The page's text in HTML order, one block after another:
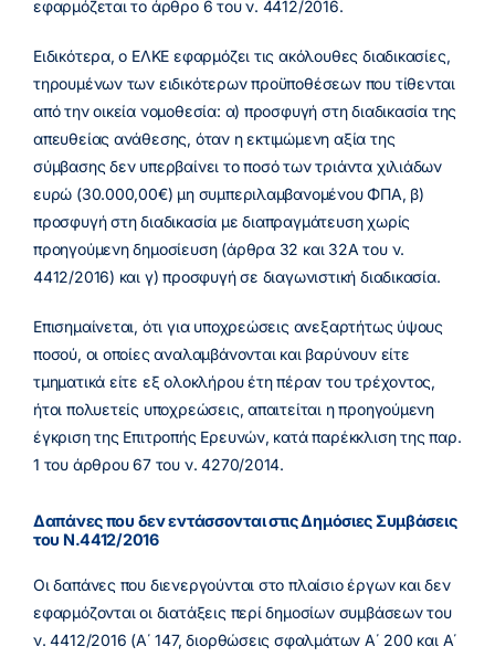
εφαρμόζεται το άρθρο 6 του ν. 4412/2016.
Ειδικότερα, o ΕΛΚΕ εφαρμόζει τις ακόλουθες διαδικασίες,
τηρουμένων των ειδικότερων προϋποθέσεων που τίθενται
από την οικεία νομοθεσία: α) προσφυγή στη διαδικασία της
απευθείας ανάθεσης, όταν η εκτιμώμενη αξία της
σύμβασης δεν υπερβαίνει το ποσό των τριάντα χιλιάδων
ευρώ (30.000,00€) μη συμπεριλαμβανομένου ΦΠΑ, β)
προσφυγή στη διαδικασία με διαπραγμάτευση χωρίς
προηγούμενη δημοσίευση (άρθρα 32 και 32Α του ν.
4412/2016) και γ) προσφυγή σε διαγωνιστική διαδικασία.
Επισημαίνεται, ότι για υποχρεώσεις ανεξαρτήτως ύψους
ποσού, οι οποίες αναλαμβάνονται και βαρύνουν είτε
τμηματικά είτε εξ ολοκλήρου έτη πέραν του τρέχοντος,
ήτοι πολυετείς υποχρεώσεις, απαιτείται η προηγούμενη
έγκριση της Επιτροπής Ερευνών, κατά παρέκκλιση της παρ.
1 του άρθρου 67 του ν. 4270/2014.
Δαπάνες που δεν εντάσσονται στις Δημόσιες Συμβάσεις
του Ν.4412/2016
Οι δαπάνες που διενεργούνται στο πλαίσιο έργων και δεν
εφαρμόζονται οι διατάξεις περί δημοσίων συμβάσεων του
ν. 4412/2016 (Α΄ 147, διορθώσεις σφαλμάτων Α΄ 200 και Α΄